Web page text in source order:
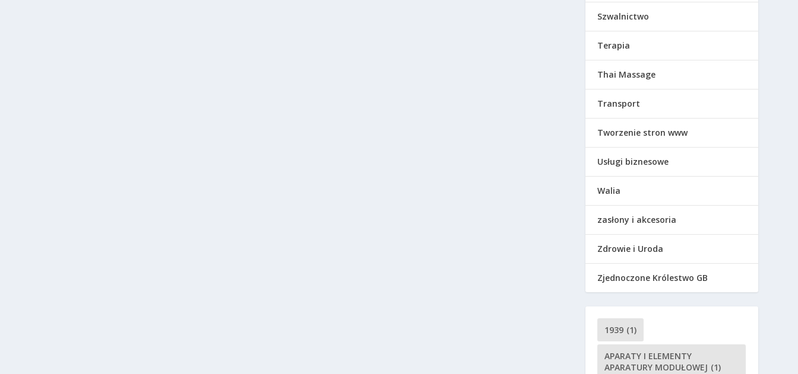
Szwalnictwo
Terapia
Thai Massage
Transport
Tworzenie stron www
Usługi biznesowe
Walia
zasłony i akcesoria
Zdrowie i Uroda
Zjednoczone Królestwo GB
1939 (1)
APARATY I ELEMENTY
APARATURY MODUŁOWEJ (1)